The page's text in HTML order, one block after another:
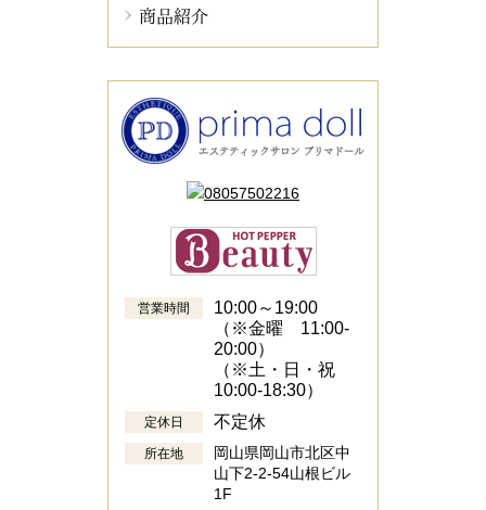
商品紹介
営業時間
10:00～19:00
（※金曜 11:00-
20:00）
（※土・日・祝
10:00-18:30）
定休日 不定休
所在地
岡山県岡山市北区中
山下2-2-54山根ビル
1F